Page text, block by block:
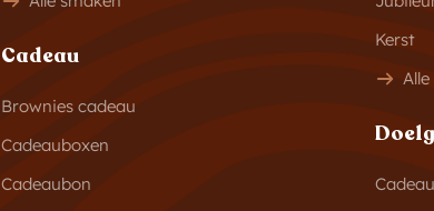
Cadeau
Brownies cadeau
Cadeauboxen
Cadeaubon
Kerst